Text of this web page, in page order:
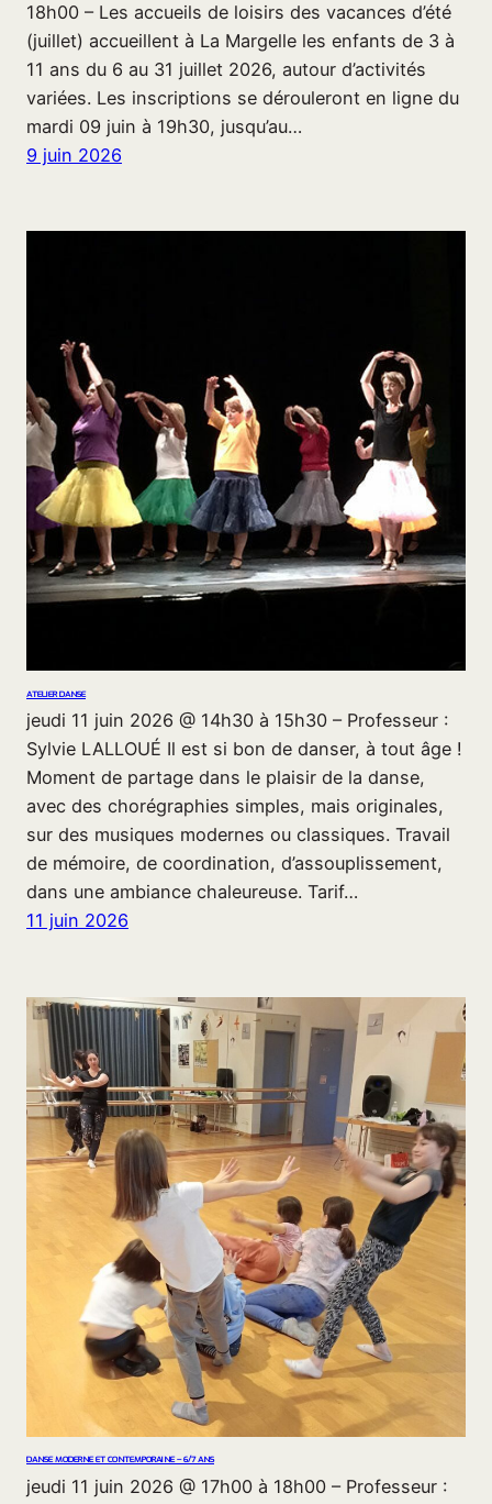
18h00 – Les accueils de loisirs des vacances d’été
(juillet) accueillent à La Margelle les enfants de 3 à
11 ans du 6 au 31 juillet 2026, autour d’activités
variées. Les inscriptions se dérouleront en ligne du
mardi 09 juin à 19h30, jusqu’au…
9 juin 2026
ATELIER DANSE
jeudi 11 juin 2026 @ 14h30 à 15h30 – Professeur :
Sylvie LALLOUÉ Il est si bon de danser, à tout âge !
Moment de partage dans le plaisir de la danse,
avec des chorégraphies simples, mais originales,
sur des musiques modernes ou classiques. Travail
de mémoire, de coordination, d’assouplissement,
dans une ambiance chaleureuse. Tarif…
11 juin 2026
DANSE MODERNE ET CONTEMPORAINE – 6/7 ANS
jeudi 11 juin 2026 @ 17h00 à 18h00 – Professeur :